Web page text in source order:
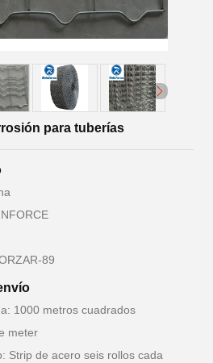
para tuberías
89
1000 metros cuadrados
meter
Strip de acero seis rollos cada